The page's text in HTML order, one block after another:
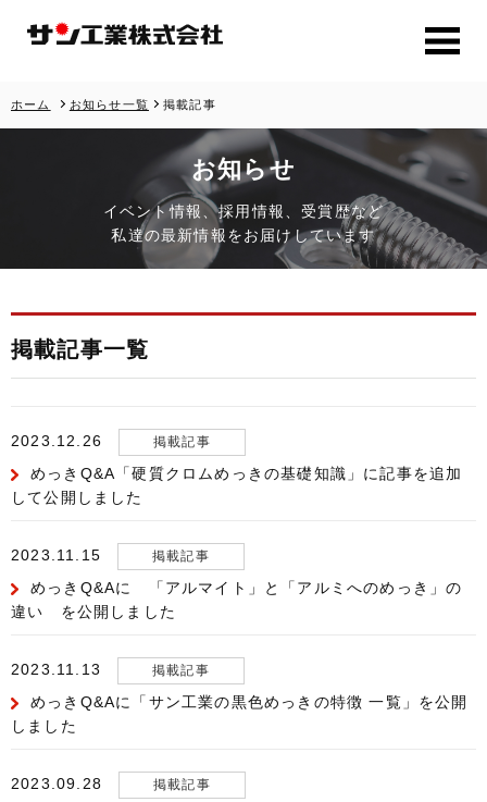
ホーム お知らせ一覧 掲載記事
お知らせ
イベント情報、採用情報、受賞歴など
私達の最新情報をお届けしています
掲載記事一覧
2023.12.26 掲載記事
めっきQ&A「硬質クロムめっきの基礎知識」に記事を追加
して公開しました
2023.11.15 掲載記事
めっきQ&Aに 「アルマイト」と「アルミへのめっき」の
違い を公開しました
2023.11.13 掲載記事
めっきQ&Aに「サン工業の黒色めっきの特徴 一覧」を公開
しました
2023.09.28 掲載記事